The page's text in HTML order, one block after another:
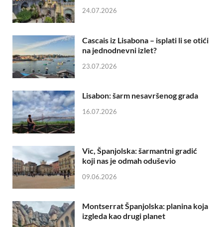
24.07.2026
Cascais iz Lisabona – isplati li se otići
na jednodnevni izlet?
23.07.2026
Lisabon: šarm nesavršenog grada
16.07.2026
Vic, Španjolska: šarmantni gradić
koji nas je odmah oduševio
09.06.2026
Montserrat Španjolska: planina koja
izgleda kao drugi planet